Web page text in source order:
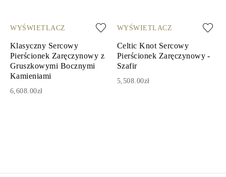
WYŚWIETLACZ
Klasyczny Sercowy
Pierścionek Zaręczynowy z
Gruszkowymi Bocznymi
Kamieniami
6,608.00zł
WYŚWIETLACZ
Celtic Knot Sercowy
Pierścionek Zaręczynowy -
Szafir
5,508.00zł